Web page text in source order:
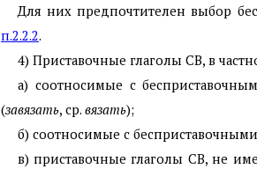
Для них предпочтителен выбор
п.2.2.2.
4) Приставочные глаголы СВ, в
а) соотносимые с
(завязать, ср. вязать);
б) соотносимые с
в) приставочные глаголы СВ, не